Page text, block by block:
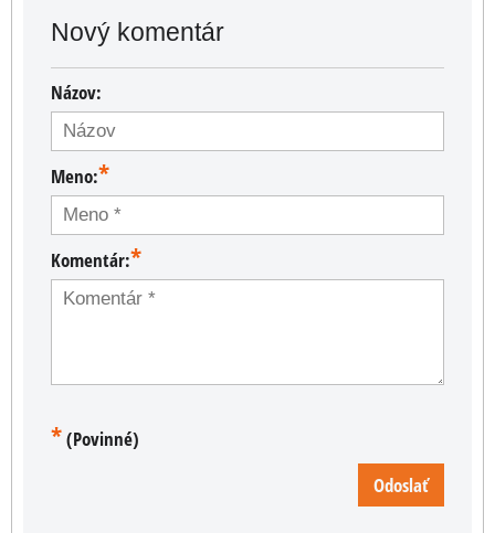
Nový komentár
Názov:
Meno:*
Komentár:*
*(Povinné)
Odoslať